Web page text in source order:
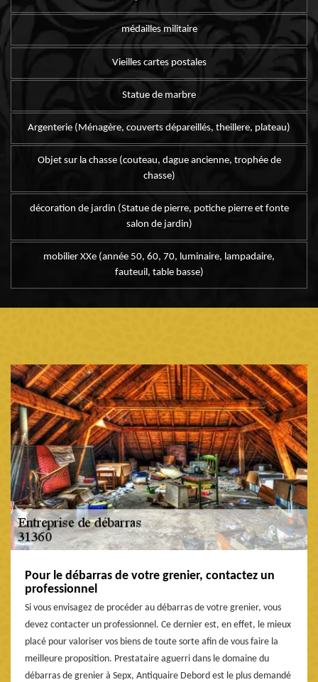
médailles militaire
Vieilles cartes postales
Statue de marbre
Argenterie (Ménagère, couverts dépareillés, theillere, plateau)
Objet sur la chasse (couteau, dague ancienne, trophée de
chasse)
décoration de jardin (Statue de pierre, potiche pierre et fonte
salon de jardin)
mobilier XXe (année 50, 60, 70, luminaire, lampadaire,
fauteuil, table basse)
Pour le débarras de votre grenier, contactez un
professionnel
Si vous envisagez de procéder au débarras de votre grenier, vous
devez contacter un professionnel. Ce dernier est, en effet, le mieux
placé pour valoriser vos biens de toute sorte afin de vous faire la
meilleure proposition. Prestataire aguerri dans le domaine du
débarras de grenier à Sepx, Antiquaire Debord est le plus demandé